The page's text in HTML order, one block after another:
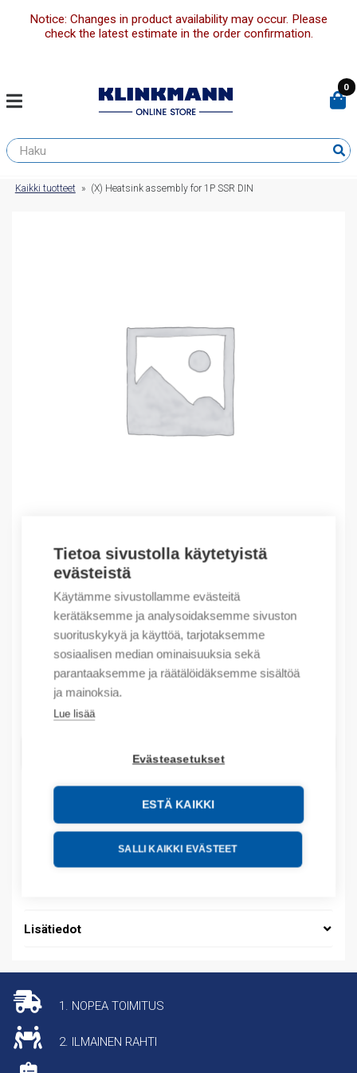
Tietoa sivustolla käytetyistä
evästeistä
Käytämme sivustollamme evästeitä
kerätäksemme ja analysoidaksemme sivuston
suorituskykyä ja käyttöä, tarjotaksemme
sosiaalisen median ominaisuuksia sekä
parantaaksemme ja räätälöidäksemme sisältöä
ja mainoksia.
Lue lisää
Evästeasetukset
ESTÄ KAIKKI
SALLI KAIKKI EVÄSTEET
Notice: Changes in product availability may occur. Please
check the latest estimate in the order confirmation.
0
Kaikki tuotteet » (X) Heatsink assembly for 1P SSR DIN
Outlet – Erikoishinnat
(X) Heatsink assembly for 1P SSR DIN
21,20€/ myyntierä
Myyntierä sis. 5 kpl
Määrä
Määrä
LISÄÄ OSTOSKORIIN
Tuotekoodit
Tilauskoodi: RHS90A
Lisätiedot
1. NOPEA TOIMITUS
2. ILMAINEN RAHTI